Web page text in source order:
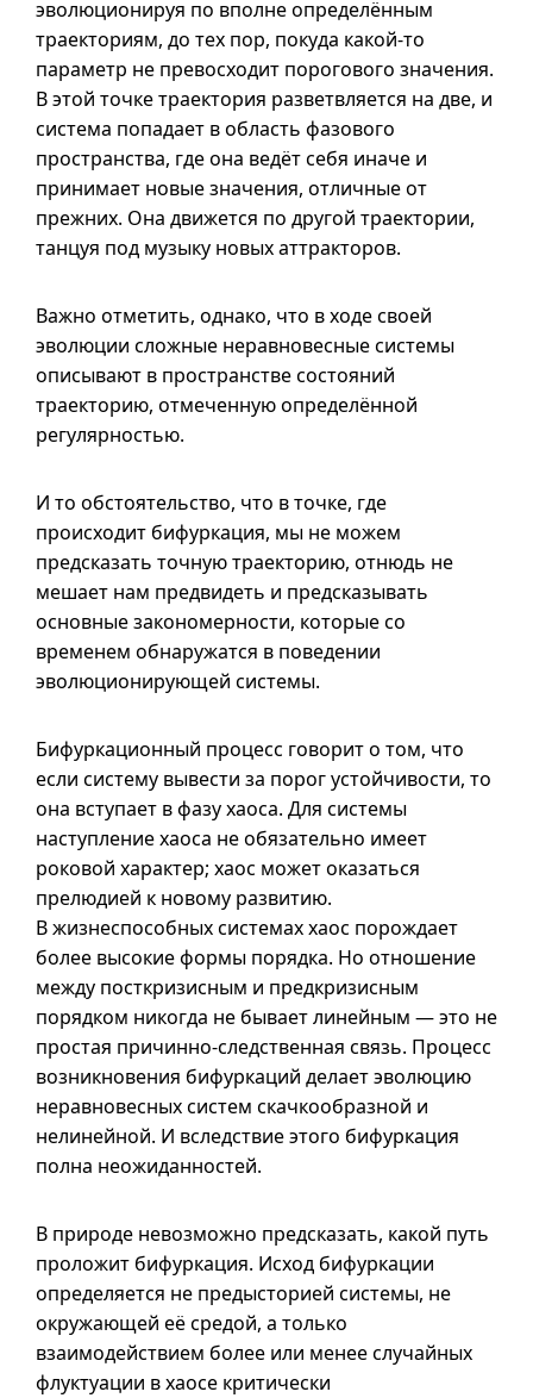
эволюционируя по вполне определённым
траекториям, до тех пор, покуда какой-то
параметр не превосходит порогового значения.
В этой точке траектория разветвляется на две, и
система попадает в область фазового
пространства, где она ведёт себя иначе и
принимает новые значения, отличные от
прежних. Она движется по другой траектории,
танцуя под музыку новых аттракторов.
Важно отметить, однако, что в ходе своей
эволюции сложные неравновесные системы
описывают в пространстве состояний
траекторию, отмеченную определённой
регулярностью.
И то обстоятельство, что в точке, где
происходит бифуркация, мы не можем
предсказать точную траекторию, отнюдь не
мешает нам предвидеть и предсказывать
основные закономерности, которые со
временем обнаружатся в поведении
эволюционирующей системы.
Бифуркационный процесс говорит о том, что
если систему вывести за порог устойчивости, то
она вступает в фазу хаоса. Для системы
наступление хаоса не обязательно имеет
роковой характер; хаос может оказаться
прелюдией к новому развитию.
В жизнеспособных системах хаос порождает
более высокие формы порядка. Но отношение
между посткризисным и предкризисным
порядком никогда не бывает линейным — это не
простая причинно-следственная связь. Процесс
возникновения бифуркаций делает эволюцию
неравновесных систем скачкообразной и
нелинейной. И вследствие этого бифуркация
полна неожиданностей.
В природе невозможно предсказать, какой путь
проложит бифуркация. Исход бифуркации
определяется не предысторией системы, не
окружающей её средой, а только
взаимодействием более или менее случайных
флуктуации в хаосе критически